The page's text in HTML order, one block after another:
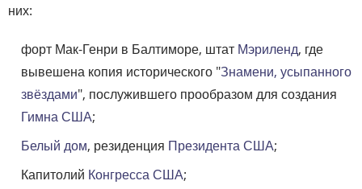
них:
форт Мак-Генри в Балтиморе, штат Мэриленд, где
вывешена копия исторического "Знамени, усыпанного
звёздами", послужившего прообразом для создания
Гимна США;
Белый дом, резиденция Президента США;
Капитолий Конгресса США;